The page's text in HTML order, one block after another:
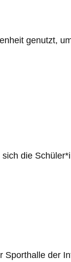
genutzt,
die
Sporthalle der